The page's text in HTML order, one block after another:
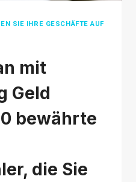
SIE IHRE GESCHÄFTE AUF
mit
Geld
bewährte
die Sie